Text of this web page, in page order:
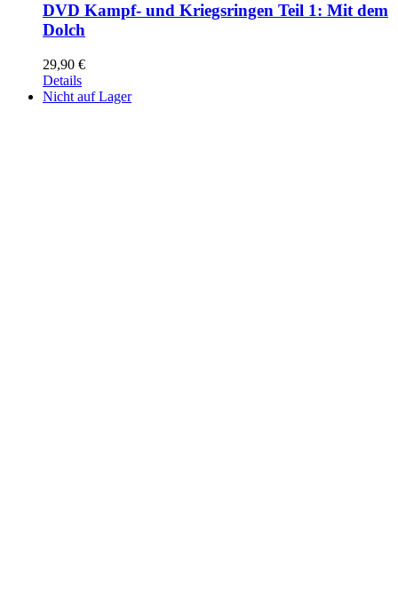
DVD Kampf- und Kriegsringen Teil 1: Mit dem
Dolch
29,90 €
Details
Nicht auf Lager